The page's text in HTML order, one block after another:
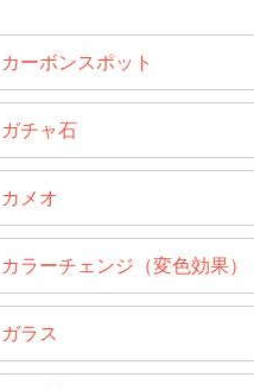
カーボンスポット
ガチャ石
カメオ
カラーチェンジ（変色効果）
ガラス